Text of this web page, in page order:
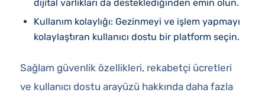
dijital varlıkları da desteklediğinden emin olun.
Kullanım kolaylığı: Gezinmeyi ve işlem yapmayı
kolaylaştıran kullanıcı dostu bir platform seçin.
Sağlam güvenlik özellikleri, rekabetçi ücretleri
ve kullanıcı dostu arayüzü hakkında daha fazla